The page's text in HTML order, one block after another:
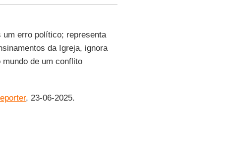
erro político; representa
da Igreja, ignora
de um conflito
, 23-06-2025.